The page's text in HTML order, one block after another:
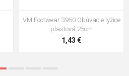
VM Footwear 3102 Šnúrky ploché
0,79 €